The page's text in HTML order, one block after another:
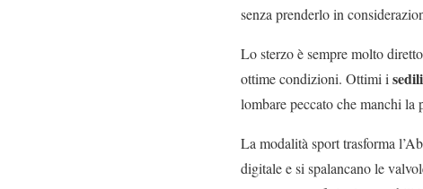
senza prenderlo in
Lo sterzo è sempre molto
ottime condizioni. Ottimi i
lombare peccato che manchi
La modalità sport trasforma
digitale e si spalancano le